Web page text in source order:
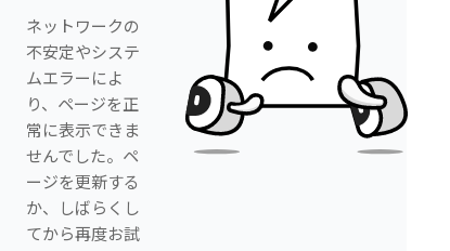
ネットワークの
不安定やシステ
ムエラーによ
り、ページを正
常に表示できま
せんでした。ペ
ージを更新する
か、しばらくし
てから再度お試